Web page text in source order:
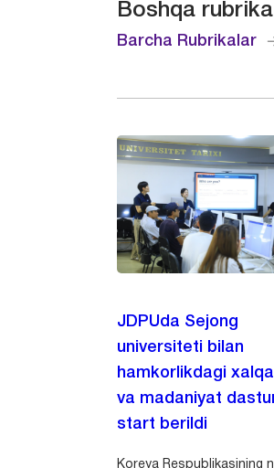
Boshqa
Barcha Rubrikalar
JDPUda Sejong
universiteti bilan
hamkorlikdagi
va madaniyat
start berildi
Koreya Respublikasining